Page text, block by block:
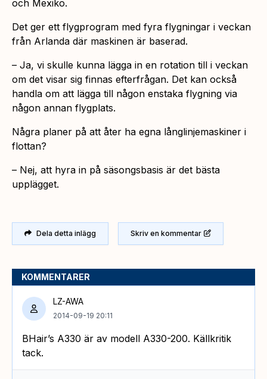
och Mexiko.
Det ger ett flygprogram med fyra flygningar i veckan
från Arlanda där maskinen är baserad.
– Ja, vi skulle kunna lägga in en rotation till i veckan
om det visar sig finnas efterfrågan. Det kan också
handla om att lägga till någon enstaka flygning via
någon annan flygplats.
Några planer på att åter ha egna långlinjemaskiner i
flottan?
– Nej, att hyra in på säsongsbasis är det bästa
upplägget.
Dela detta inlägg Skriv en kommentar
KOMMENTARER
LZ-AWA
2014-09-19 20:11
BHair’s A330 är av modell A330-200. Källkritik
tack.